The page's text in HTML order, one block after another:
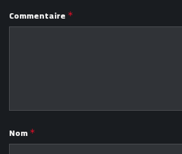
Commentaire *
Nom *